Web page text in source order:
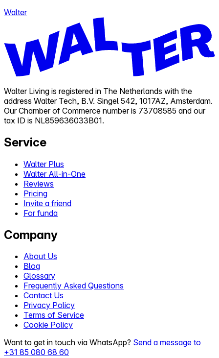
Walter
Walter Living is registered in The Netherlands with the
address Walter Tech, B.V. Singel 542, 1017AZ, Amsterdam.
Our Chamber of Commerce number is 73708585 and our
tax ID is NL859636033B01.
Service
Walter Plus
Walter All-in-One
Reviews
Pricing
Invite a friend
For funda
Company
About Us
Blog
Glossary
Frequently Asked Questions
Contact Us
Privacy Policy
Terms of Service
Cookie Policy
Want to get in touch via WhatsApp? Send a message to
+31 85 080 68 60